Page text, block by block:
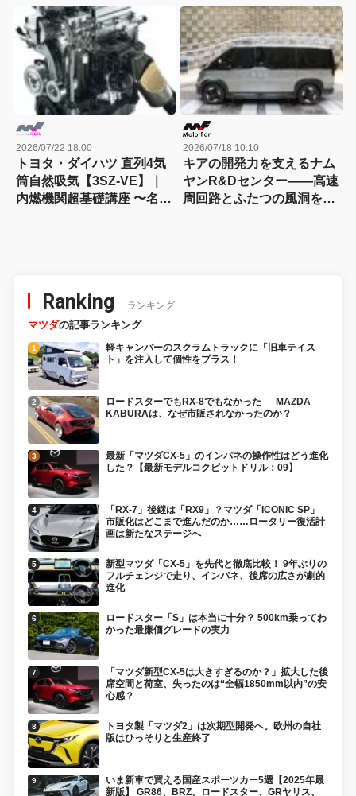
切）
エンジン図鑑
2026/07/22 18:00
トヨタ・ダイハツ 直列4気
筒自然吸気【3SZ-VE】｜
内燃機関超基礎講座 〜名作
2026/07/18 10:10
キアの開発力を支えるナム
ヤンR&Dセンター――高速
周回路とふたつの風洞を訪
Ranking ランキング
マツダの記事ランキング
軽キャンパーのスクラムトラックに「旧車テイス
ト」を注入して個性をプラス！
ロードスターでもRX-8でもなかった──MAZDA
KABURAは、なぜ市販されなかったのか？
最新「マツダCX-5」のインパネの操作性はどう進化
した？【最新モデルコクピットドリル：09】
「RX-7」後継は「RX9」？マツダ「ICONIC SP」
市販化はどこまで進んだのか……ロータリー復活計
画は新たなステージへ
新型マツダ「CX-5」を先代と徹底比較！ 9年ぶりの
フルチェンジで走り、インパネ、後席の広さが劇的
進化
ロードスター「S」は本当に十分？ 500km乗ってわ
かった最廉価グレードの実力
「マツダ新型CX-5は大きすぎるのか？」拡大した後
席空間と荷室、失ったのは“全幅1850mm以内”の安
心感？
トヨタ製「マツダ2」は次期型開発へ。欧州の自社
版はひっそりと生産終了
いま新車で買える国産スポーツカー5選【2025年最
新版】 GR86、BRZ、ロードスター、GRヤリス、